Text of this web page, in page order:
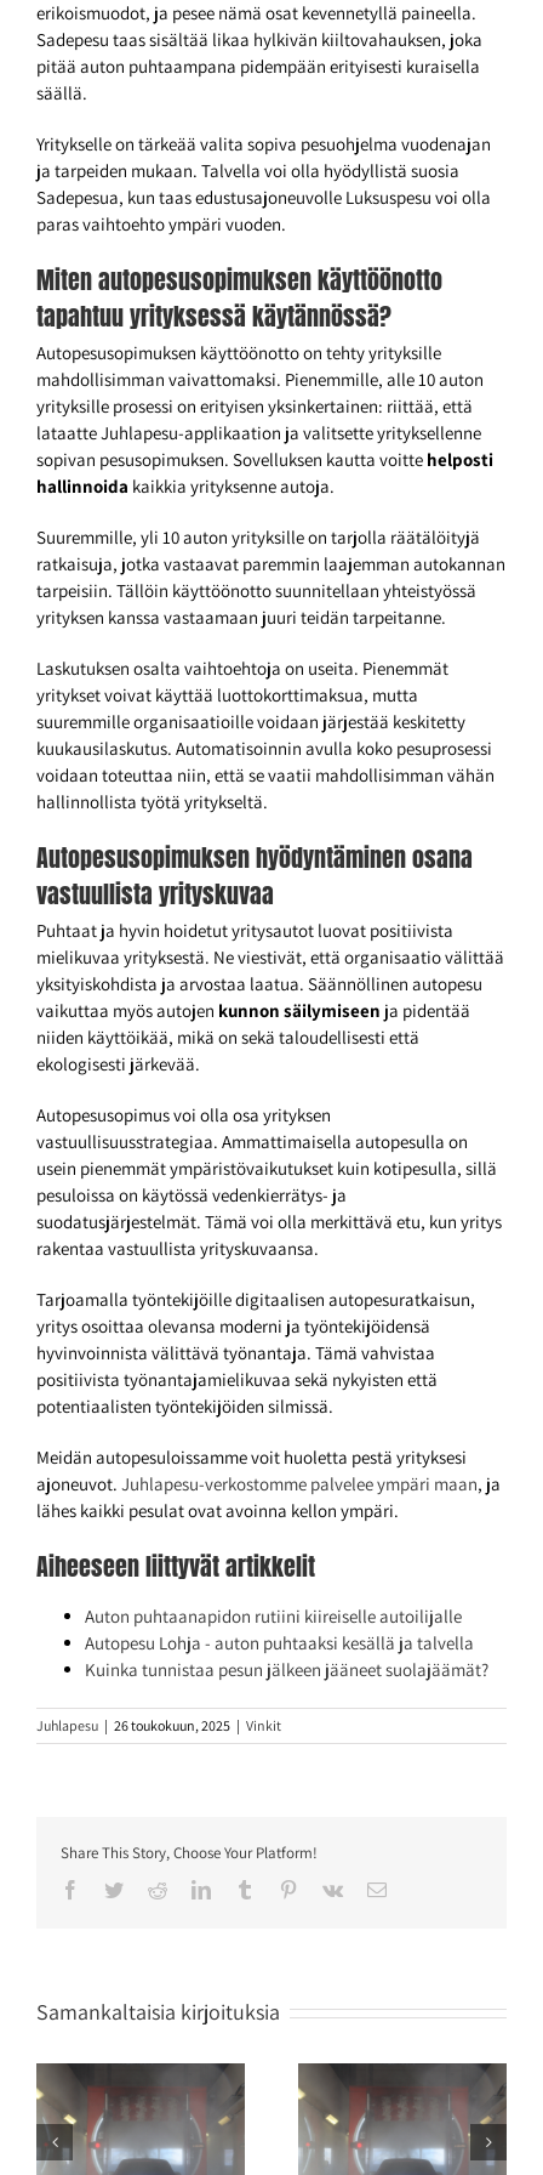
erikoismuodot, ja pesee nämä osat kevennetyllä paineella.
Sadepesu taas sisältää likaa hylkivän kiiltovahauksen, joka
pitää auton puhtaampana pidempään erityisesti kuraisella
säällä.
Yritykselle on tärkeää valita sopiva pesuohjelma vuodenajan
ja tarpeiden mukaan. Talvella voi olla hyödyllistä suosia
Sadepesua, kun taas edustusajoneuvolle Luksuspesu voi olla
paras vaihtoehto ympäri vuoden.
Miten autopesusopimuksen käyttöönotto
tapahtuu yrityksessä käytännössä?
Autopesusopimuksen käyttöönotto on tehty yrityksille
mahdollisimman vaivattomaksi. Pienemmille, alle 10 auton
yrityksille prosessi on erityisen yksinkertainen: riittää, että
lataatte Juhlapesu-applikaation ja valitsette yrityksellenne
sopivan pesusopimuksen. Sovelluksen kautta voitte helposti
hallinnoida kaikkia yrityksenne autoja.
Suuremmille, yli 10 auton yrityksille on tarjolla räätälöityjä
ratkaisuja, jotka vastaavat paremmin laajemman autokannan
tarpeisiin. Tällöin käyttöönotto suunnitellaan yhteistyössä
yrityksen kanssa vastaamaan juuri teidän tarpeitanne.
Laskutuksen osalta vaihtoehtoja on useita. Pienemmät
yritykset voivat käyttää luottokorttimaksua, mutta
suuremmille organisaatioille voidaan järjestää keskitetty
kuukausilaskutus. Automatisoinnin avulla koko pesuprosessi
voidaan toteuttaa niin, että se vaatii mahdollisimman vähän
hallinnollista työtä yritykseltä.
Autopesusopimuksen hyödyntäminen osana
vastuullista yrityskuvaa
Puhtaat ja hyvin hoidetut yritysautot luovat positiivista
mielikuvaa yrityksestä. Ne viestivät, että organisaatio välittää
yksityiskohdista ja arvostaa laatua. Säännöllinen autopesu
vaikuttaa myös autojen kunnon säilymiseen ja pidentää
niiden käyttöikää, mikä on sekä taloudellisesti että
ekologisesti järkevää.
Autopesusopimus voi olla osa yrityksen
vastuullisuusstrategiaa. Ammattimaisella autopesulla on
usein pienemmät ympäristövaikutukset kuin kotipesulla, sillä
pesuloissa on käytössä vedenkierrätys- ja
suodatusjärjestelmät. Tämä voi olla merkittävä etu, kun yritys
rakentaa vastuullista yrityskuvaansa.
Tarjoamalla työntekijöille digitaalisen autopesuratkaisun,
yritys osoittaa olevansa moderni ja työntekijöidensä
hyvinvoinnista välittävä työnantaja. Tämä vahvistaa
positiivista työnantajamielikuvaa sekä nykyisten että
potentiaalisten työntekijöiden silmissä.
Meidän autopesuloissamme voit huoletta pestä yrityksesi
ajoneuvot. Juhlapesu-verkostomme palvelee ympäri maan, ja
lähes kaikki pesulat ovat avoinna kellon ympäri.
Aiheeseen liittyvät artikkelit
Auton puhtaanapidon rutiini kiireiselle autoilijalle
Autopesu Lohja - auton puhtaaksi kesällä ja talvella
Kuinka tunnistaa pesun jälkeen jääneet suolajäämät?
Juhlapesu | 26 toukokuun, 2025 | Vinkit
Share This Story, Choose Your Platform!
Facebook
TwitterRedditLinkedInTumblr Pinterest
Vk Sähköposti
Samankaltaisia kirjoituksia
Näin poistat savun hajun
Autopesun vaikutus